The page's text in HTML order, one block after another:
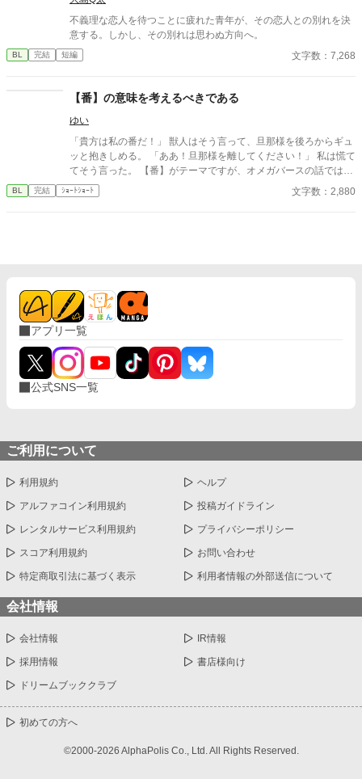
不義理な恋人を待つことに疲れた青年が、その恋人との別れを決
意する。しかし、その別れは思わぬ方向へ。
BL 完結 短編 文字数：7,268
【番】の意味を考えるべきである
ゆい
「貴方は私の番だ！」 獣人はそう言って、旦那様を後ろからギュ
ッと抱きしめる。 「ああ！旦那様を離してください！」 私は慌て
てそう言った。 【番】がテーマですが、オメガバースの話ではあ
りません。 男女いる世界です。獣人が出てきます。同性婚も認め
られています。 思いつきで書いておりますので、読みにくい部分
BL 完結 ｼｮｰﾄｼｮｰﾄ 文字数：2,880
アプリ一覧
公式SNS一覧
ご利用について
利用規約 ヘルプ
アルファコイン利用規約 投稿ガイドライン
レンタルサービス利用規約 プライバシーポリシー
スコア利用規約 お問い合わせ
特定商取引法に基づく表示 利用者情報の外部送信について
会社情報
会社情報 IR情報
採用情報 書店様向け
ドリームブッククラブ
初めての方へ
©2000-2026 AlphaPolis Co., Ltd. All Rights Reserved.